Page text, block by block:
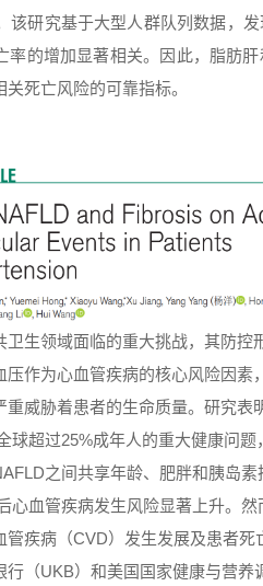
该研究基于大型人群队列数据，
率的增加显著相关。因此，脂肪
死亡风险的可靠指标。
卫生领域面临的重大挑战，其防控
压作为心血管疾病的核心风险因素
重威胁着患者的生命质量。研究表
球超过25%成年人的重大健康问
之间共享年龄、肥胖和胰岛
心血管疾病发生风险显著上升。
管疾病（CVD）发生发展及患者
行（UKB）和美国国家健康与营养